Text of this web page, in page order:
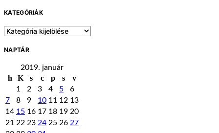
KATEGÓRIÁK
Kategóriák
NAPTÁR
2019. január
h K s c p s v
1 2 3 4 5
6
7
8 9 10 11 12 13
14 15 16 17 18 19 20
21 22 23 24 25 26 27